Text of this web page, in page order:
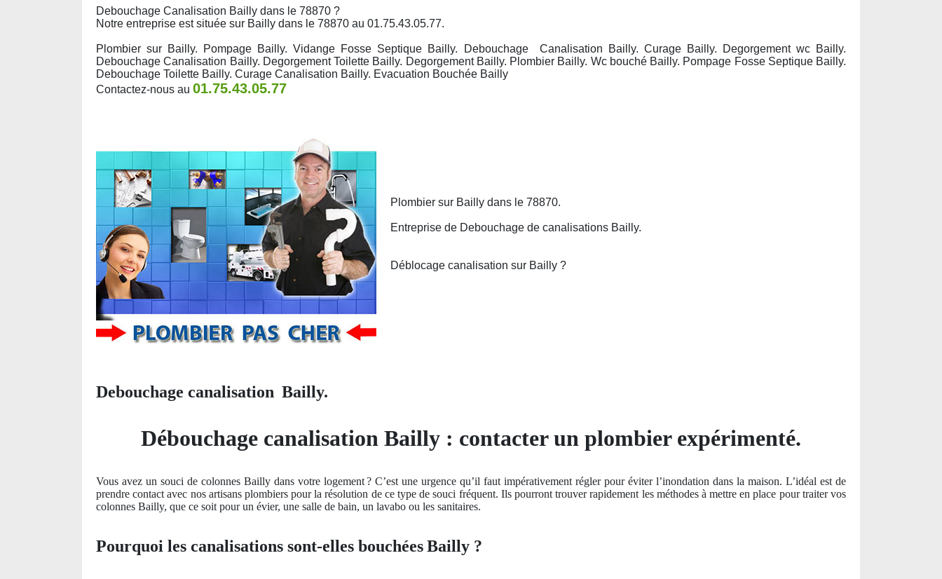
Debouchage Canalisation Bailly dans le 78870 ?
Notre entreprise est située sur Bailly dans le 78870 au 01.75.43.05.77.
Plombier sur Bailly. Pompage Bailly. Vidange Fosse Septique Bailly. Debouchage Canalisation Bailly. Curage Bailly. Degorgement wc Bailly.
Debouchage Canalisation Bailly. Degorgement Toilette Bailly. Degorgement Bailly. Plombier Bailly. Wc bouché Bailly. Pompage Fosse Septique Bailly.
Debouchage Toilette Bailly. Curage Canalisation Bailly. Evacuation Bouchée Bailly
Contactez-nous au 01.75.43.05.77
Plombier sur Bailly dans le 78870.
Entreprise de Debouchage de canalisations Bailly.
Déblocage canalisation sur Bailly ?
Debouchage canalisation Bailly.
Débouchage canalisation Bailly : contacter un plombier expérimenté.
Vous avez un souci de colonnes Bailly dans votre logement ? C’est une urgence qu’il faut impérativement régler pour éviter l’inondation dans la maison. L’idéal est de
prendre contact avec nos artisans plombiers pour la résolution de ce type de souci fréquent. Ils pourront trouver rapidement les méthodes à mettre en place pour traiter vos
colonnes Bailly, que ce soit pour un évier, une salle de bain, un lavabo ou les sanitaires.
Pourquoi les canalisations sont-elles bouchées Bailly ?